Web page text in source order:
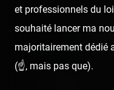
7 years
et professionnels du
souhaité lancer ma
majoritairement dédié
(☝️, mais pas que).